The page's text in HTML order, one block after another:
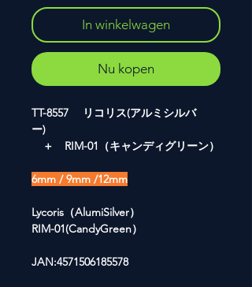
In winkelwagen
Nu kopen
TT-8557 リコリス(アルミシルバ
ー)
＋ RIM-01（キャンディグリーン）
6mm / 9mm /12mm
Lycoris（AlumiSilver）
RIM-01(CandyGreen）
JAN:4571506185578